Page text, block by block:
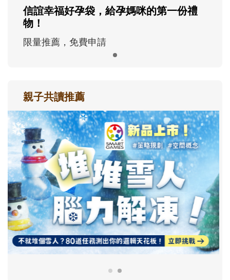
信誼幸福好孕袋，給孕媽咪的第一份禮
物！
限量推薦，免費申請
親子共讀推薦
最新活動